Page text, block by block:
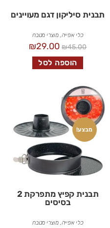
תבנית סיליקון דגם מעויינים
כלי אפייה ,מוצרי מטבח
₪45.00
₪29.00
הוספה לסל
מבצע!
תבנית קפיץ מתפרקת 2
בסיסים
כלי אפייה,מוצרי מטבח